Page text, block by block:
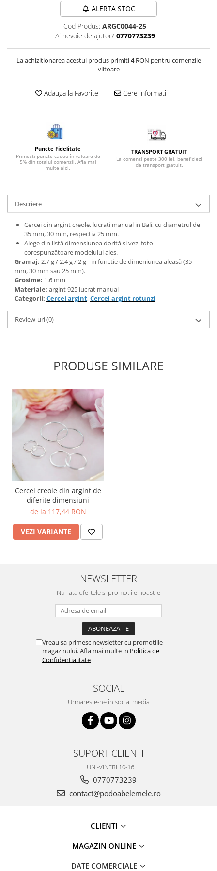
Bijuterii peridot
Bijuterii piatra soarelui
Bijuterii rodocrozit
Bijuterii safir
Bijuterii sidef si abalone
Bijuterii smarald
Bijuterii tanzanit
Bijuterii turcoaz
Bijuterii turmaline
Bijuterii morganit
ALERTA STOC
Cod Produs: ARGC0044-25
Ai nevoie de ajutor? 0770773239
La achizitionarea acestui produs primiti4RON pentru comenzile
viitoare
Adauga la Favorite Cere informatii
Puncte Fidelitate
Primesti puncte cadou în valoare de
5% din totalul comenzii. Afla mai
multe aici.
TRANSPORT GRATUIT
La comenzi peste 300 lei, beneficiezi
de transport gratuit.
Descriere
Cercei din argint creole, lucrati manual in Bali, cu diametrul de
35 mm, 30 mm, respectiv 25 mm.
Alege din listă dimensiunea dorită si vezi foto
corespunzătoare modelului ales.
Gramaj: 2,7 g / 2,4 g / 2 g - in functie de dimeniunea aleasă (35
mm, 30 mm sau 25 mm).
Grosime: 1.6 mm
Materiale: argint 925 lucrat manual
Categorii: Cercei argint,Cercei argint rotunzi
Review-uri(0)
PRODUSE SIMILARE
Cercei creole din argint de
diferite dimensiuni
de la 117,44 RON
VEZI VARIANTE
NEWSLETTER
Nu rata ofertele si promotiile noastre
Vreau sa primesc newsletter cu promotiile
magazinului. Afla mai multe in Politica de
Confidentialitate
SOCIAL
Urmareste-ne in social media
SUPORT CLIENTI
LUNI-VINERI 10-16
0770773239
contact@podoabelemele.ro
CLIENTI
MAGAZIN ONLINE
DATE COMERCIALE